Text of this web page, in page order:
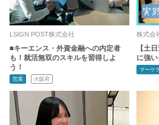
LSIGN POST株式会社
■キーエンス・外資金融への内定者
も！就活無双のスキルを習得しよ
う！
営業 大阪府
株式会
【土
に強
マーケ